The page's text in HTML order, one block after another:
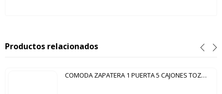
Productos relacionados
COMODA ZAPATERA 1 PUERTA 5 CAJONES TOZETTO CARVALLO